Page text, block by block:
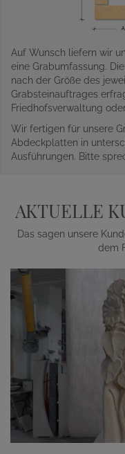
Auf Wunsch liefern wir
eine Grabumfassung.
nach der Größe des
Grabsteinauftrages
Friedhofsverwaltung
Wir fertigen für unsere
Abdeckplatten in
Ausführungen. Bitte
AKTUELLE
Das sagen unsere
dem